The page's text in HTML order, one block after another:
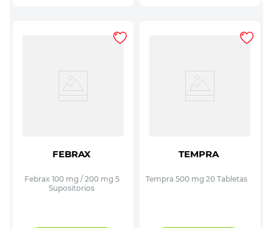
FEBRAX
Febrax 100 mg / 200 mg 5
Supositorios
TEMPRA
Tempra 500 mg 20 Tabletas